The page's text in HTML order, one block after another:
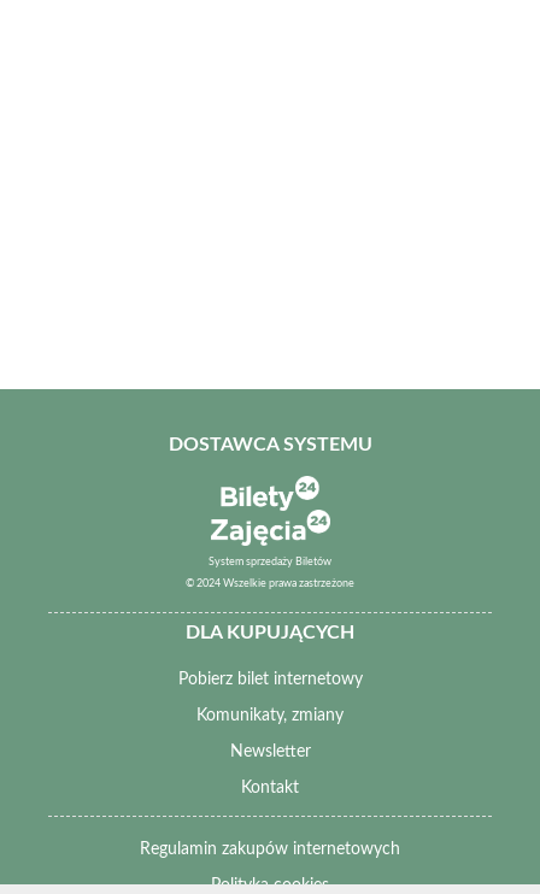
DOSTAWCA SYSTEMU
System sprzedaży Biletów
© 2024 Wszelkie prawa zastrzeżone
DLA KUPUJĄCYCH
Pobierz bilet internetowy
Komunikaty, zmiany
Newsletter
Kontakt
Regulamin zakupów internetowych
Polityka cookies